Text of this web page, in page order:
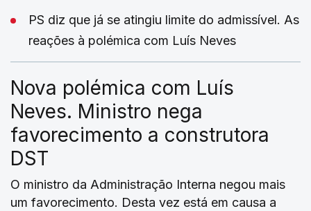
PS diz que já se atingiu limite do admissível. As
reações à polémica com Luís Neves
Nova polémica com Luís
Neves. Ministro nega
favorecimento a construtora
DST
O ministro da Administração Interna negou mais
um favorecimento. Desta vez está em causa a